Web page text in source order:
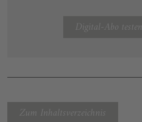
Digital-Abo testen
Zum Inhaltsverzeichnis